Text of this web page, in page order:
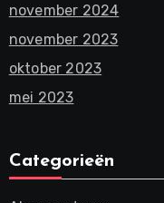
november 2024
november 2023
oktober 2023
mei 2023
Categorieën